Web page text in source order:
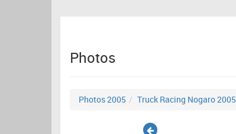
Photos
Photos 2005 Truck Racing Nogaro 2005